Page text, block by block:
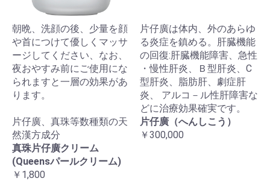
朝晩、洗顔の後、少量を顔
や首につけて優しくマッサ
ージしてください、なお、
夜おやすみ前にご使用にな
られますと一層の効果があ
ります。
片仔廣、真珠等数種類の天
然漢方成分
真珠片仔廣クリーム
(Queensパールクリーム)
￥1,800
片仔廣は体内、外のあらゆ
る炎症を鎮める。肝臓機能
の回復:肝臓機能障害、急性
・慢性肝炎、Ｂ型肝炎、C
型肝炎、脂肪肝、劇症肝
炎、 アルコ－ル性肝障害な
どに治療効果確実です。
片仔廣（へんしこう）
￥300,000